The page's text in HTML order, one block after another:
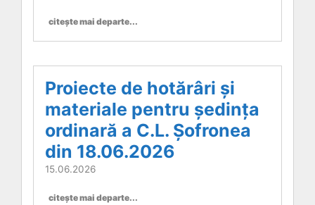
citește mai departe...
Proiecte de hotărâri și
materiale pentru ședința
ordinară a C.L. Șofronea
din 18.06.2026
15.06.2026
citește mai departe...